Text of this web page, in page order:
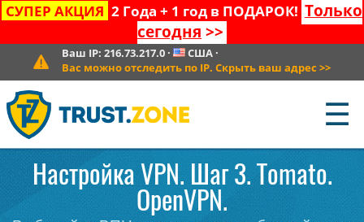
СУПЕР АКЦИЯ 2 Года + 1 год в ПОДАРОК! Только
сегодня >>
Ваш IP: 216.73.217.0· США·
Вас можно отследить по IP. Скрыть ваш адрес >>
☰
Настройка VPN. Шаг 3. Tomato.
OpenVPN.